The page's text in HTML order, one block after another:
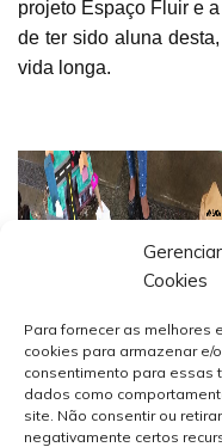
Cookies
Para fornecer as melhores
cookies para armazenar e/
consentimento para essas
dados como
site. Não consentir ou
negativamente certos
projeto Espaço Fluir e
de ter sido aluna
vida longa.